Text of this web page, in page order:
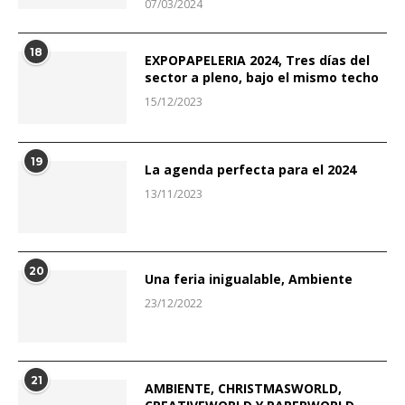
07/03/2024
18
EXPOPAPELERIA 2024, Tres días del
sector a pleno, bajo el mismo techo
15/12/2023
19 La agenda perfecta para el 2024
13/11/2023
20 Una feria inigualable, Ambiente
23/12/2022
21
AMBIENTE, CHRISTMASWORLD,